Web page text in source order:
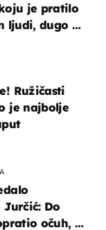
je pratilo
ljudi, dugo se
Ružičasti
je najbolje
Do
očuh, a